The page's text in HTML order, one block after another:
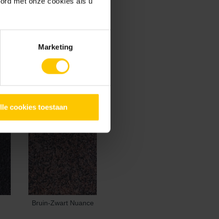
Marketing
cookies toestaan
Bruin-Zwart Nuance